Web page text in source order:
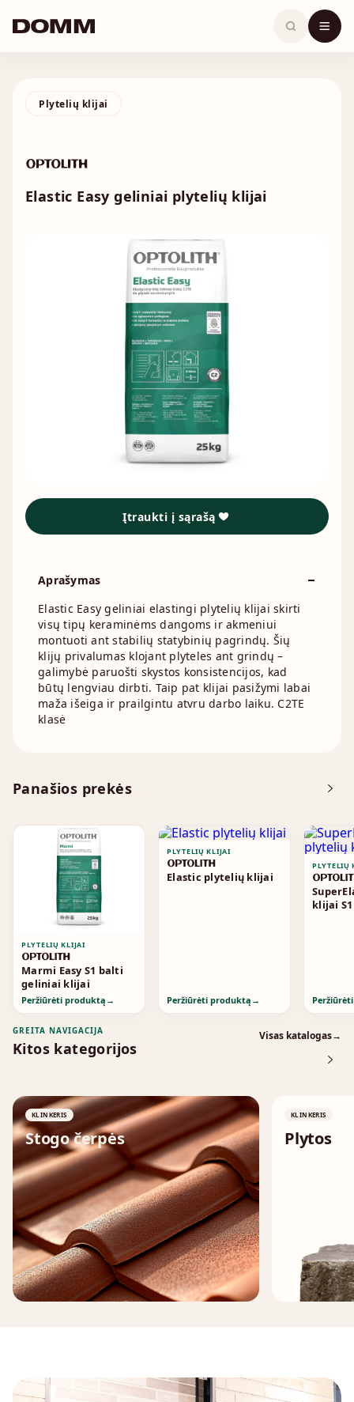
content
Plytelių klijai
Elastic Easy geliniai plytelių klijai
Panašios prekės
PLYTELIŲ KLIJAI
Marmi Easy S1 balti
geliniai klijai
Peržiūrėti produktą →
PLYTELIŲ KLIJAI
Elastic plytelių klijai
Peržiūrėti produktą →
PLYTELIŲ
klijai S1
Įtraukti į sąrašą
Aprašymas
Elastic Easy geliniai elastingi plytelių klijai skirti
visų tipų keraminėms dangoms ir akmeniui
montuoti ant stabilių statybinių pagrindų. Šių
klijų privalumas klojant plyteles ant grindų –
galimybė paruošti skystos konsistencijos, kad
būtų lengviau dirbti. Taip pat klijai pasižymi labai
maža išeiga ir prailgintu atvru darbo laiku. C2TE
klasė
GREITA NAVIGACIJA
Kitos kategorijos
Visas katalogas→
KLINKERIS
Stogo čerpės
↗
KLINKERIS
Plytos